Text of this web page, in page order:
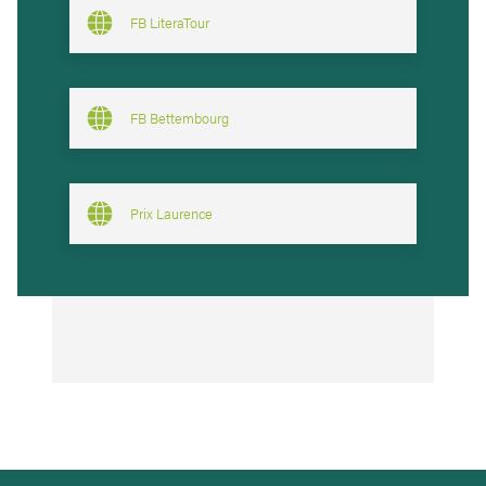
FB LiteraTour
FB Bettembourg
Prix Laurence